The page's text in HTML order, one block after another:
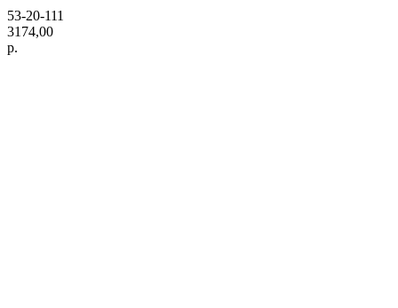
53-20-111
3174,00
р.